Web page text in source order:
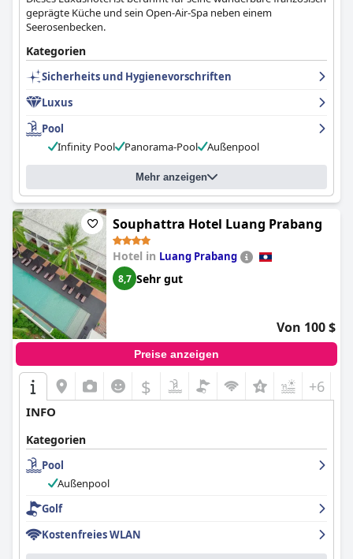
geprägte Küche und sein Open-Air-Spa neben einem
Seerosenbecken.
Kategorien
Sicherheits und Hygienevorschriften
Luxus
Pool
Infinity Pool
Panorama-Pool Außenpool
Mehr anzeigen
Souphattra Hotel Luang Prabang
Hotel in Luang Prabang
8,7 Sehr gut
Von 100 $
Preise anzeigen
$ +6
INFO
Kategorien
Pool
Außenpool
Golf
Kostenfreies WLAN